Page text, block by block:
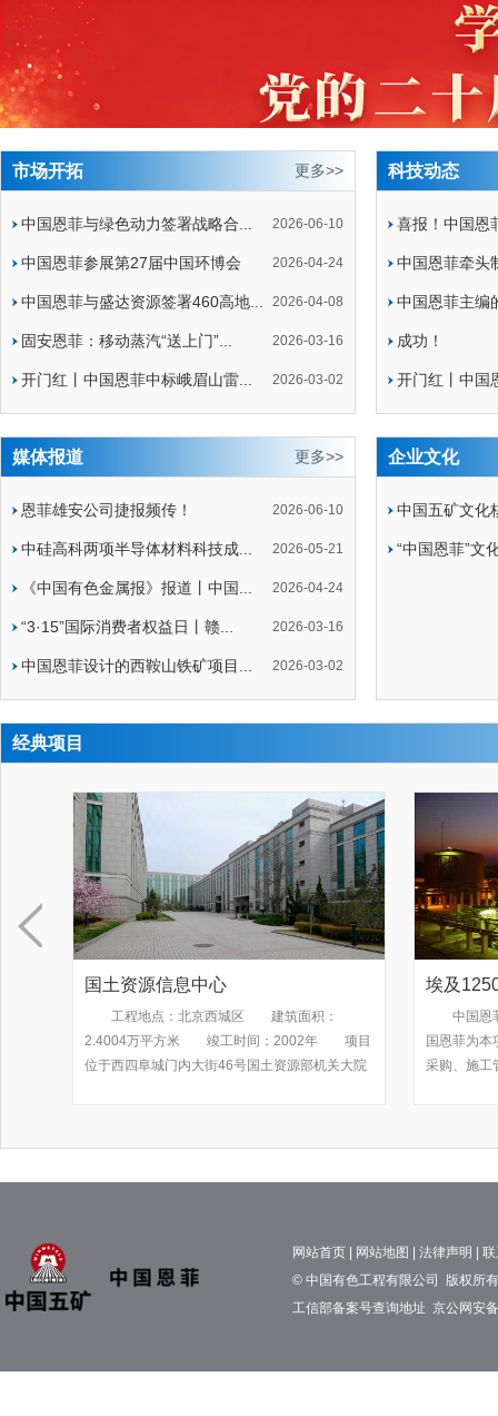
更多>>
市场开拓
2026-06-10
中国恩菲与绿色动力签署战略合...
2026-04-24
中国恩菲参展第27届中国环博会
2026-04-08
中国恩菲与盛达资源签署460高地...
2026-03-16
固安恩菲：移动蒸汽“送上门”...
2026-03-02
开门红丨中国恩菲中标峨眉山雷...
更多>>
媒体报道
2026-06-10
恩菲雄安公司捷报频传！
2026-05-21
中硅高科两项半导体材料科技成...
2026-04-24
《中国有色金属报》报道丨中国...
2026-03-16
“3·15”国际消费者权益日丨赣...
2026-03-02
中国恩菲设计的西鞍山铁矿项目...
科技动态
喜报！中国恩
中国恩菲牵头
中国恩菲主编
成功！
开门红丨中国
企业文化
中国五矿文化
“中国恩菲”文
经典项目
国土资源信息中心
工程地点：北京西城区 建筑面积：
2.4004万平方米 竣工时间：2002年 项目
位于西四阜城门内大街46号国土资源部机关大院
埃及
中国恩菲的
国恩菲为本
采购、施工
网站首页 网站地图 法律声明
© 中国有色工程有限公司 版权所
工信部备案号查询地址 京公网安